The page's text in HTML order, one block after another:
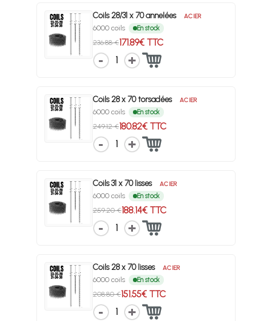
Coils 28/31 x 70 annelées ACIER
6000 coils En stock
236.88 €171.89€ TTC
1
Coils 28 x 70 torsadées ACIER
6000 coils En stock
249.12 €180.82€ TTC
1
Coils 31 x 70 lisses ACIER
6000 coils En stock
259.20 €188.14€ TTC
1
Coils 28 x 70 lisses ACIER
6000 coils En stock
208.80 €151.55€ TTC
1